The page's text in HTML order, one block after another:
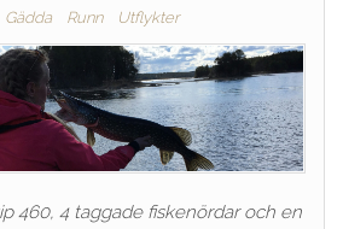
Gädda Runn Utflykter
460, 4 taggade fiskenördar och en